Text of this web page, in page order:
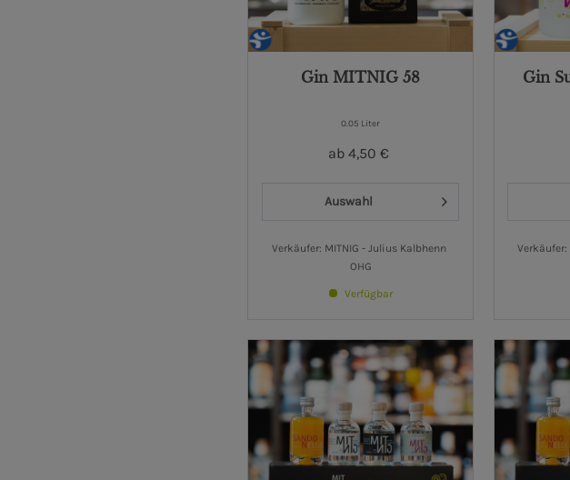
Gin MITNIG 58
0.05 Liter
ab 4,50 €
Auswahl
Verkäufer: MITNIG - Julius Kalbhenn
OHG
Verfügbar
Gin
Verkäufer: